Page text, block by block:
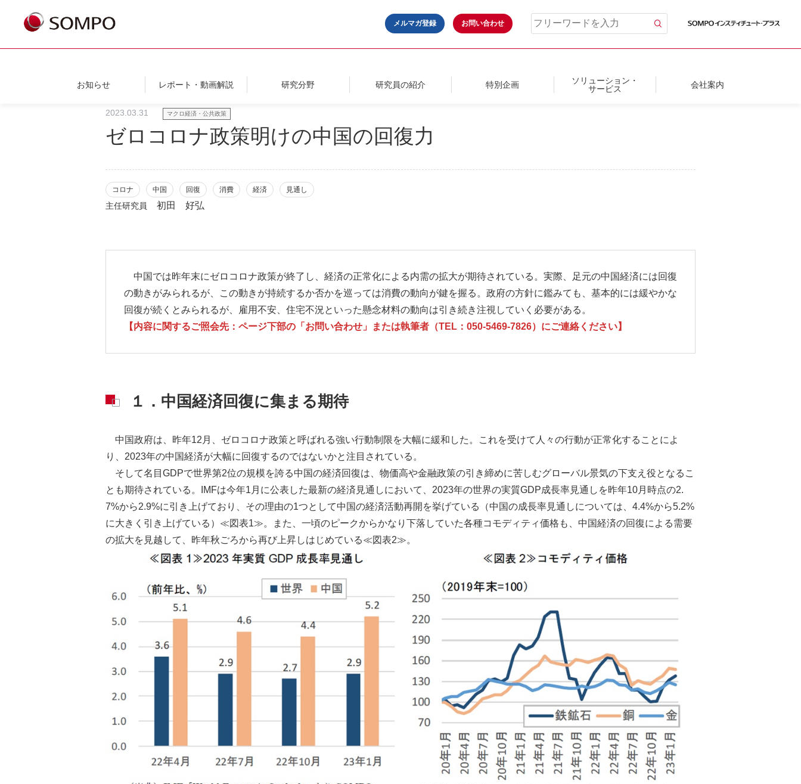
メルマガ登録 お問い合わせ
お知らせ レポート・動画解説 研究分野 研究員の紹介 特別企画
ソリューション・
サービス
会社案内
2023.03.31 マクロ経済・公共政策
ゼロコロナ政策明けの中国の回復力
コロナ 中国 回復 消費 経済 見通し
主任研究員 初田 好弘
中国では昨年末にゼロコロナ政策が終了し、経済の正常化による内需の拡大が期待されている。実際、足元の中国経済には回復
の動きがみられるが、この動きが持続するか否かを巡っては消費の動向が鍵を握る。政府の方針に鑑みても、基本的には緩やかな
回復が続くとみられるが、雇用不安、住宅不況といった懸念材料の動向は引き続き注視していく必要がある。
【内容に関するご照会先：ページ下部の「お問い合わせ」または執筆者（TEL：050-5469-7826）にご連絡ください】
１．中国経済回復に集まる期待
中国政府は、昨年12月、ゼロコロナ政策と呼ばれる強い行動制限を大幅に緩和した。これを受けて人々の行動が正常化することによ
り、2023年の中国経済が大幅に回復するのではないかと注目されている。
そして名目GDPで世界第2位の規模を誇る中国の経済回復は、物価高や金融政策の引き締めに苦しむグローバル景気の下支え役となるこ
とも期待されている。IMFは今年1月に公表した最新の経済見通しにおいて、2023年の世界の実質GDP成長率見通しを昨年10月時点の2.
7%から2.9%に引き上げており、その理由の1つとして中国の経済活動再開を挙げている（中国の成長率見通しについては、4.4%から5.2%
に大きく引き上げている）≪図表1≫。また、一頃のピークからかなり下落していた各種コモディティ価格も、中国経済の回復による需要
の拡大を見越して、昨年秋ごろから再び上昇しはじめている≪図表2≫。